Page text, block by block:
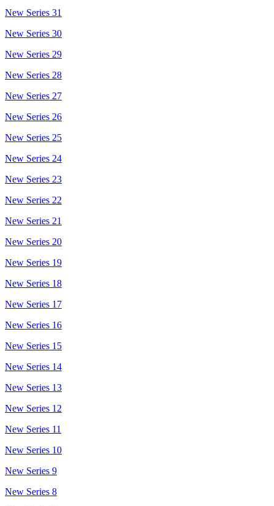
New Series 31
New Series 30
New Series 29
New Series 28
New Series 27
New Series 26
New Series 25
New Series 24
New Series 23
New Series 22
New Series 21
New Series 20
New Series 19
New Series 18
New Series 17
New Series 16
New Series 15
New Series 14
New Series 13
New Series 12
New Series 11
New Series 10
New Series 9
New Series 8